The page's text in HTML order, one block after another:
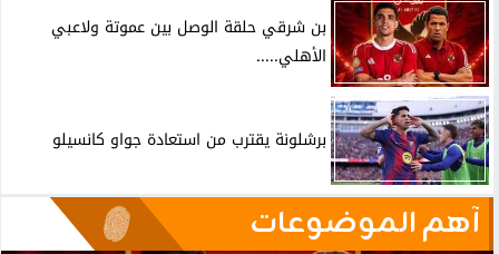
بن شرقي حلقة الوصل بين عموتة ولاعبي
الأهلي.....
برشلونة يقترب من استعادة جواو كانسيلو
آهم الموضوعات